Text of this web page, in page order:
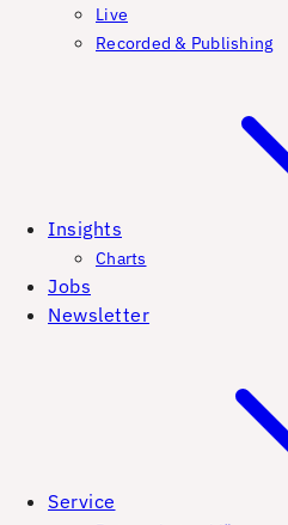
Live
Recorded & Publishing
Insights
Charts
Jobs
Newsletter
Service